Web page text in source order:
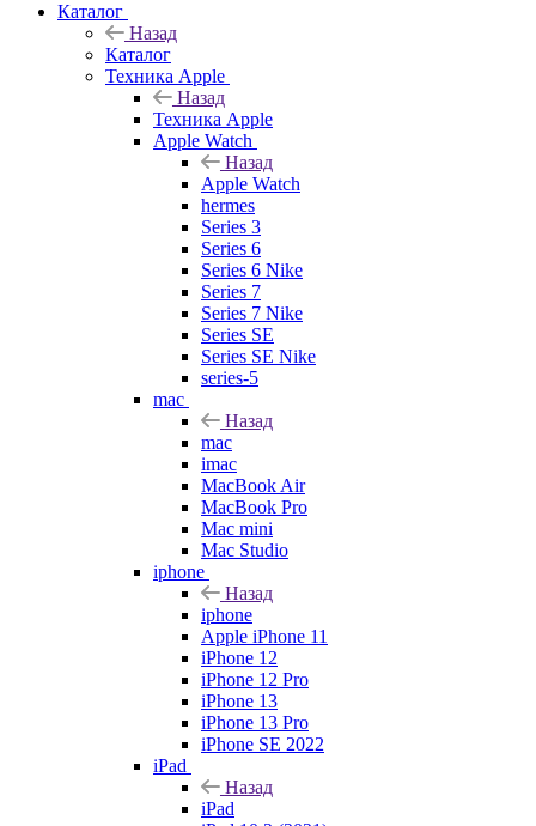
Каталог
Назад
Каталог
Техника Apple
Назад
Техника Apple
Apple Watch
Назад
Apple Watch
hermes
Series 3
Series 6
Series 6 Nike
Series 7
Series 7 Nike
Series SE
Series SE Nike
series-5
mac
Назад
mac
imac
MacBook Air
MacBook Pro
Mac mini
Mac Studio
iphone
Назад
iphone
Apple iPhone 11
iPhone 12
iPhone 12 Pro
iPhone 13
iPhone 13 Pro
iPhone SE 2022
iPad
Назад
iPad